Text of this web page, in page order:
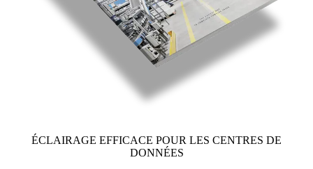
ÉCLAIRAGE EFFICACE POUR LES CENTRES DE
DONNÉES